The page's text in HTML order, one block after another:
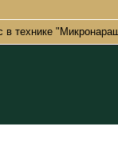
в технике